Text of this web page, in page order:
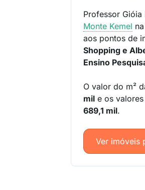
Professor
Monte Kemel
aos pontos de
Shopping e
Ensino
O valor do m²
mil e os
689,1 mil.
Ver imóveis